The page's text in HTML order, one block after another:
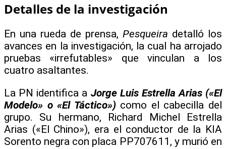
Detalles de la investigación
En una rueda de prensa, Pesqueira detalló los
avances en la investigación, la cual ha arrojado
pruebas «irrefutables» que vinculan a los
cuatro asaltantes.
La PN identifica a Jorge Luis Estrella Arias («El
Modelo» o «El Táctico») como el cabecilla del
grupo. Su hermano, Richard Michel Estrella
Arias («El Chino»), era el conductor de la KIA
Sorento negra con placa PP707611, y murió en